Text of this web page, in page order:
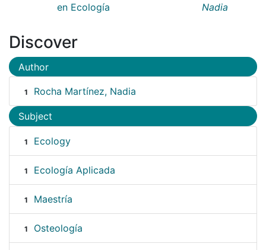
en Ecología
Nadia
Discover
Author
1 Rocha Martínez, Nadia
Subject
1 Ecology
1 Ecología Aplicada
1 Maestría
1 Osteología